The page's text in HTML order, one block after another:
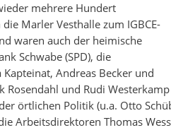
mehrere Hundert
Marler Vesthalle zum IGBCE-
waren auch der heimische
Schwabe (SPD), die
Andreas Becker und
Rosendahl und Rudi Westerkamp
örtlichen Politik (u.a. Otto
Arbeitsdirektoren Thomas